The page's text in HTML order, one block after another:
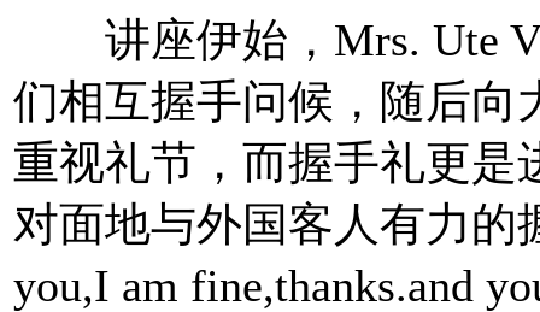
讲座伊始，Mrs. Ute
们相互握手问候，随后向
重视礼节，而握手礼更是
对面地与外国客人有力的
you,I am fine,thanks.and